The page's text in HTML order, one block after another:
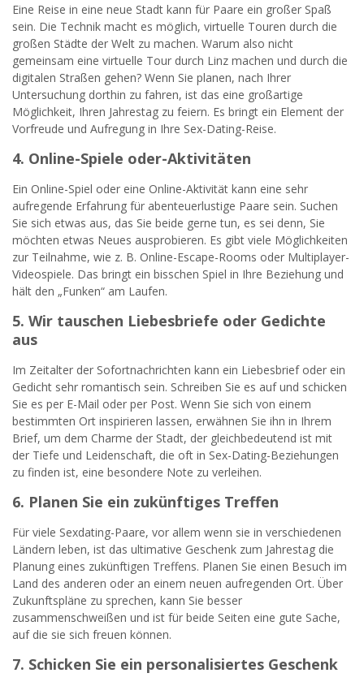
Eine Reise in eine neue Stadt kann für Paare ein großer Spaß
sein. Die Technik macht es möglich, virtuelle Touren durch die
großen Städte der Welt zu machen. Warum also nicht
gemeinsam eine virtuelle Tour durch Linz machen und durch die
digitalen Straßen gehen? Wenn Sie planen, nach Ihrer
Untersuchung dorthin zu fahren, ist das eine großartige
Möglichkeit, Ihren Jahrestag zu feiern. Es bringt ein Element der
Vorfreude und Aufregung in Ihre Sex-Dating-Reise.
4. Online-Spiele oder-Aktivitäten
Ein Online-Spiel oder eine Online-Aktivität kann eine sehr
aufregende Erfahrung für abenteuerlustige Paare sein. Suchen
Sie sich etwas aus, das Sie beide gerne tun, es sei denn, Sie
möchten etwas Neues ausprobieren. Es gibt viele Möglichkeiten
zur Teilnahme, wie z. B. Online-Escape-Rooms oder Multiplayer-
Videospiele. Das bringt ein bisschen Spiel in Ihre Beziehung und
hält den „Funken“ am Laufen.
5. Wir tauschen Liebesbriefe oder Gedichte
aus
Im Zeitalter der Sofortnachrichten kann ein Liebesbrief oder ein
Gedicht sehr romantisch sein. Schreiben Sie es auf und schicken
Sie es per E-Mail oder per Post. Wenn Sie sich von einem
bestimmten Ort inspirieren lassen, erwähnen Sie ihn in Ihrem
Brief, um dem Charme der Stadt, der gleichbedeutend ist mit
der Tiefe und Leidenschaft, die oft in Sex-Dating-Beziehungen
zu finden ist, eine besondere Note zu verleihen.
6. Planen Sie ein zukünftiges Treffen
Für viele Sexdating-Paare, vor allem wenn sie in verschiedenen
Ländern leben, ist das ultimative Geschenk zum Jahrestag die
Planung eines zukünftigen Treffens. Planen Sie einen Besuch im
Land des anderen oder an einem neuen aufregenden Ort. Über
Zukunftspläne zu sprechen, kann Sie besser
zusammenschweißen und ist für beide Seiten eine gute Sache,
auf die sie sich freuen können.
7. Schicken Sie ein personalisiertes Geschenk